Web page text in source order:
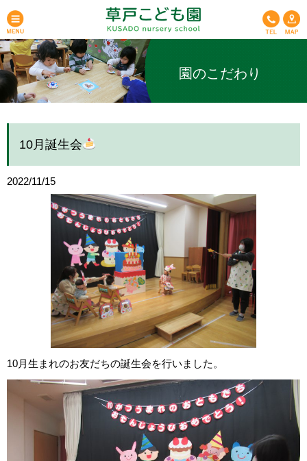
園のこだわり
10月誕生会
2022/11/15
10月生まれのお友だちの誕生会を行いました。